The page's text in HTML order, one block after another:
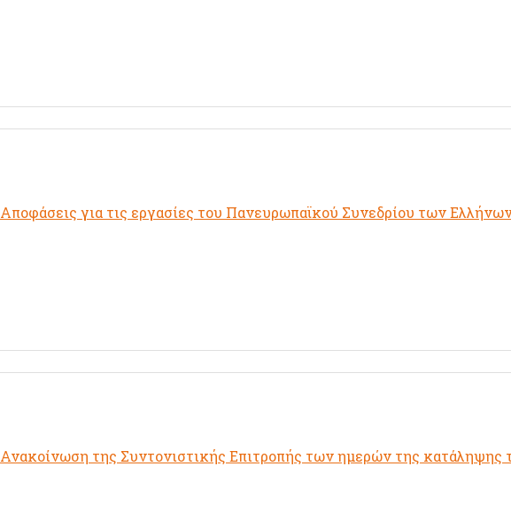
Αποφάσεις για τις εργασίες του Πανευρωπαϊκού Συνεδρίου των
Ανακοίνωση της Συντονιστικής Επιτροπής των ημερών της κατάληψης